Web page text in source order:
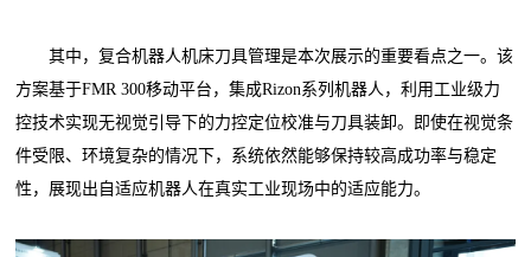
其中，复合机器人机床刀具管理是本次展示的重要看点之一。该
方案基于FMR 300移动平台，集成Rizon系列机器人，利用工业级力
控技术实现无视觉引导下的力控定位校准与刀具装卸。即使在视觉条
件受限、环境复杂的情况下，系统依然能够保持较高成功率与稳定
性，展现出自适应机器人在真实工业现场中的适应能力。